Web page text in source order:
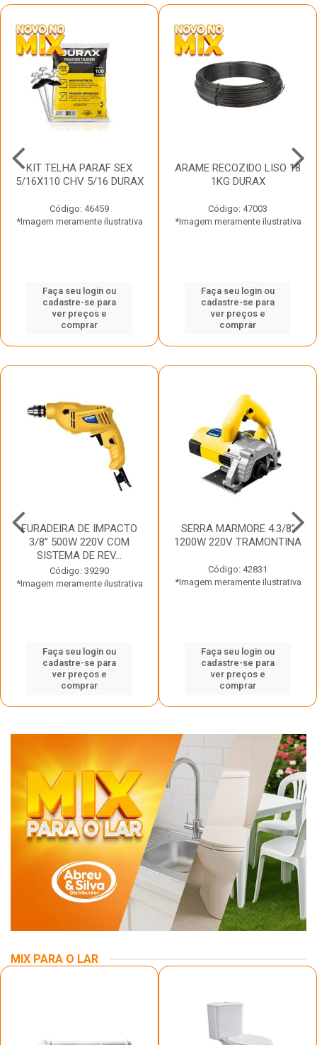
KIT TELHA PARAF SEX
5/16X110 CHV 5/16 DURAX
Código: 46459
*Imagem meramente ilustrativa
Faça seu login ou
cadastre-se para
ver preços e
comprar
ARAME RECOZIDO LISO 18
1KG DURAX
Código: 47003
*Imagem meramente ilustrativa
Faça seu login ou
cadastre-se para
ver preços e
comprar
FURADEIRA DE IMPACTO
3/8” 500W 220V COM
SISTEMA DE REV...
Código: 39290
*Imagem meramente ilustrativa
Faça seu login ou
cadastre-se para
ver preços e
comprar
SERRA MARMORE 4.3/8”
1200W 220V TRAMONTINA
Código: 42831
*Imagem meramente ilustrativa
Faça seu login ou
cadastre-se para
ver preços e
comprar
MIX PARA O LAR